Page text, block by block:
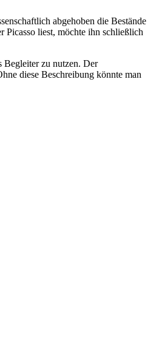
abgehoben die Bestände
Picasso liest, möchte ihn schließlich
Begleiter zu nutzen. Der
diese Beschreibung könnte man